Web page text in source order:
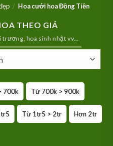
/ Hoa cưới hoa Đồng Tiền
THEO GIÁ
trương, hoa sinh nhật vv…
700k Từ 700k > 900k
Từ 1tr5 > 2tr Hơn 2tr